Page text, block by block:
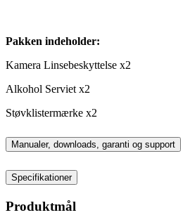
Pakken indeholder:
Kamera Linsebeskyttelse x2
Alkohol Serviet x2
Støvklistermærke x2
Manualer, downloads, garanti og support
Specifikationer
Produktmål